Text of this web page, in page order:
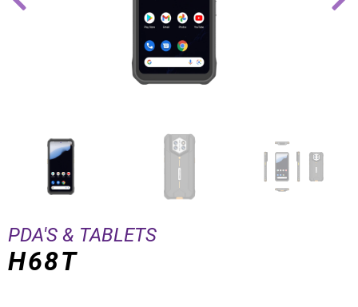
PDA'S & TABLETS
H68T